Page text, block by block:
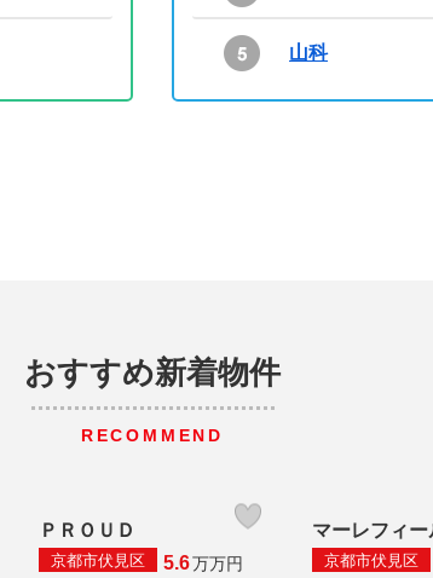
山科
おすすめ新着物件
RECOMMEND
ＰＲＯＵＤ
京都市伏見区 5.6万万円
マーレフィ
京都市伏見区